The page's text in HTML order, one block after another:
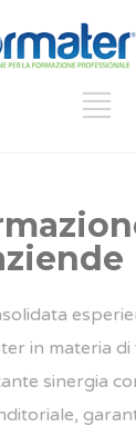
in materia
sinergia